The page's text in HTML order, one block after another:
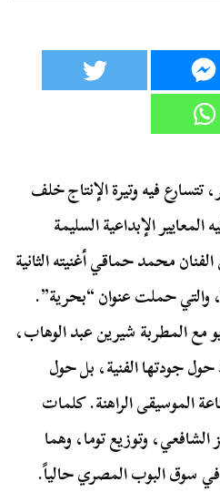
فيه وتيرة الإنتاج خلف
الإبداعية السليمة
محمد حماقي أغنيته الثانية
والتي حملت عنوان “بحرية”.
مع المطربة شيرين عبد الوهاب،
جودتها الفنية، بل حول
الموسيقى الراهنة. كلمات
الشافعي، وتوزيع توما، وهما
في سوق البوب المصري حالياً.